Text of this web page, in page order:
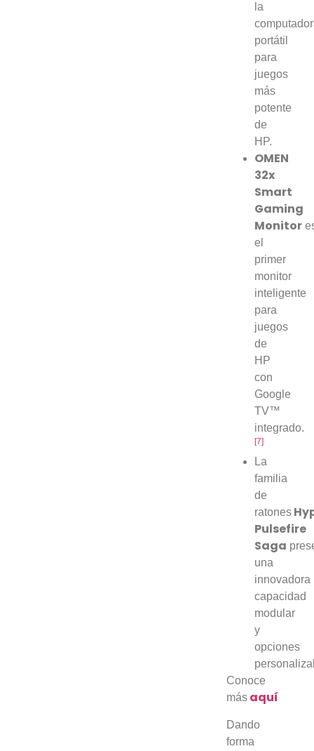
la
portátil
para
juegos
más
potente
de
HP.
OMEN
32x
Smart
Gaming
Monitor
el
primer
monitor
inteligente
para
juegos
de
HP
con
Google
TV™
integrado.
[7]
La
familia
de
ratones
Pulsefire
Saga
una
innovadora
capacidad
modular
y
opciones
Conoce
más aquí
Dando
forma